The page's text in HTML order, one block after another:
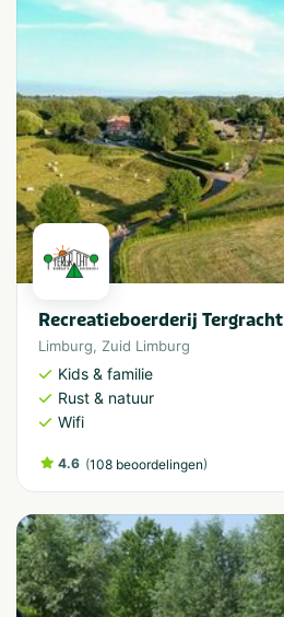
Recreatieboerderij Tergracht
Limburg, Zuid Limburg
Kids & familie
Rust & natuur
Wifi
4.6 (108 beoordelingen)